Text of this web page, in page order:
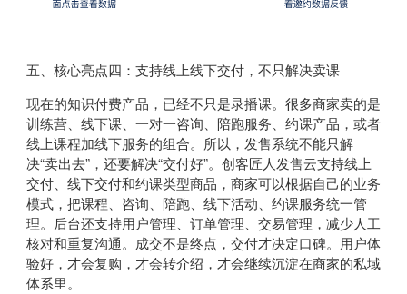
五、核心亮点四：支持线上线下交付，不只解决卖课
现在的知识付费产品，已经不只是录播课。很多商家卖的是
训练营、线下课、一对一咨询、陪跑服务、约课产品，或者
线上课程加线下服务的组合。所以，发售系统不能只解
决“卖出去”，还要解决“交付好”。创客匠人发售云支持线上
交付、线下交付和约课类型商品，商家可以根据自己的业务
模式，把课程、咨询、陪跑、线下活动、约课服务统一管
理。后台还支持用户管理、订单管理、交易管理，减少人工
核对和重复沟通。成交不是终点，交付才决定口碑。用户体
验好，才会复购，才会转介绍，才会继续沉淀在商家的私域
体系里。